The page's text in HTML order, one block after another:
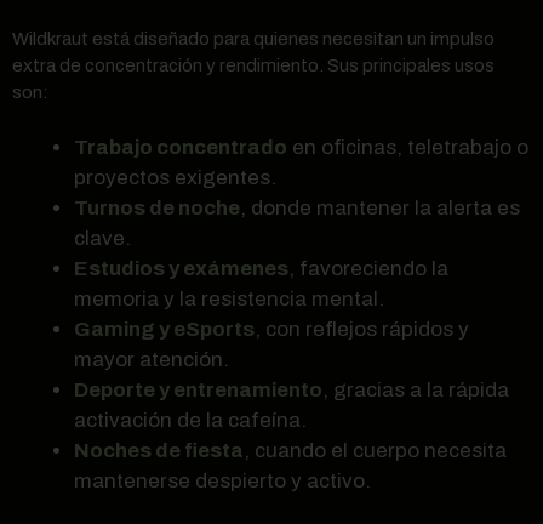
Wildkraut está diseñado para quienes necesitan un impulso
extra de concentración y rendimiento. Sus principales usos
son:
Trabajo concentrado en oficinas, teletrabajo o
proyectos exigentes.
Turnos de noche, donde mantener la alerta es
clave.
Estudios y exámenes, favoreciendo la
memoria y la resistencia mental.
Gaming y eSports, con reflejos rápidos y
mayor atención.
Deporte y entrenamiento, gracias a la rápida
activación de la cafeína.
Noches de fiesta, cuando el cuerpo necesita
mantenerse despierto y activo.